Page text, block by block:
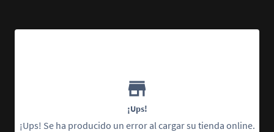
¡Ups!
¡Ups! Se ha producido un error al cargar su tienda online.